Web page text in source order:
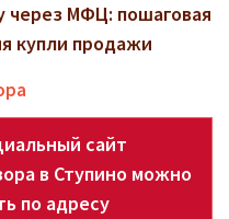
через МФЦ: пошаговая
купли продажи
сайт
в Ступино можно
по адресу